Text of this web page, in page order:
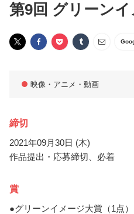
第9回 グリーン
映像・アニメ・動画
締切
2021年09月30日 (木)
作品提出・応募締切、必着
賞
●グリーンイメージ大賞（1点